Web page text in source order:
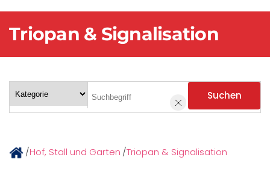
Triopan & Signalisation
Suchen
/Hof, Stall und Garten /Triopan & Signalisation